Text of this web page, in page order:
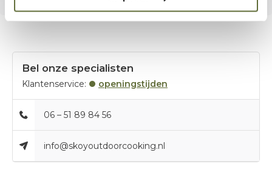
Bel onze specialisten
Klantenservice: openingstijden
06 – 51 89 84 56
info@skoyoutdoorcooking.nl